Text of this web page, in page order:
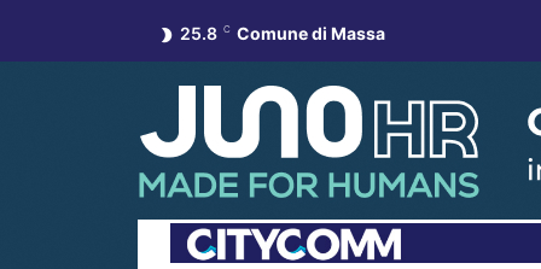
25.8 C Comune di Massa